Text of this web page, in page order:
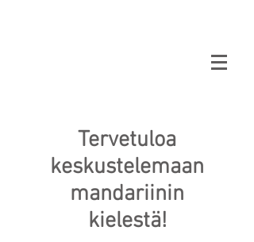
Tervetuloa
keskustelemaan
mandariinin
kielestä!